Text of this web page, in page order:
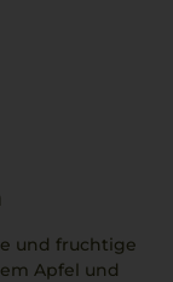
und fruchtige
Apfel und